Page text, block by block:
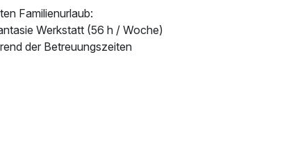
Familienurlaub:
Werkstatt (56 h / Woche)
der Betreuungszeiten
für Familien mit Babys: liebevolle Baby- und
und im Winter, täglich frisch zubereitete Obst-
Zimmer, Babybett, Wickelunterlage, Windeleimer,